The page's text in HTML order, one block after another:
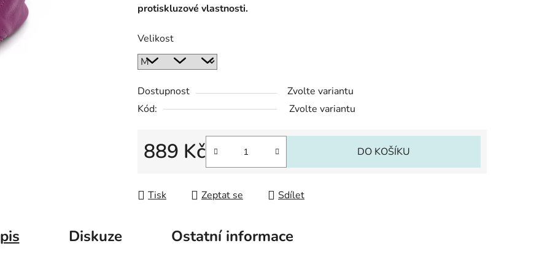
protiskluzové vlastnosti.
Velikost
Dostupnost
Zvolte variantu
Kód:
Zvolte variantu
889 Kč DO KOŠÍKU
Tisk Zeptat se Sdílet
Diskuze Ostatní informace